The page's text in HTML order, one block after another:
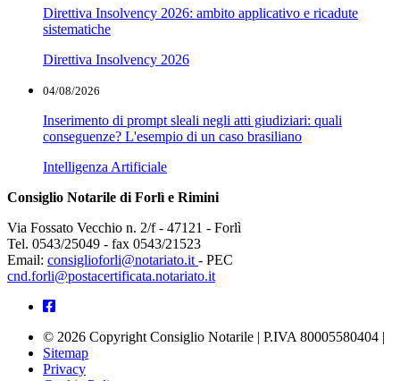
Direttiva Insolvency 2026: ambito applicativo e ricadute
sistematiche
Direttiva Insolvency 2026
04/08/2026
Inserimento di prompt sleali negli atti giudiziari: quali
conseguenze? L'esempio di un caso brasiliano
Intelligenza Artificiale
Consiglio Notarile di Forlì e Rimini
Via Fossato Vecchio n. 2/f - 47121 - Forlì
Tel. 0543/25049 - fax 0543/21523
Email: consiglioforli@notariato.it - PEC
cnd.forli@postacertificata.notariato.it
© 2026 Copyright Consiglio Notarile | P.IVA 80005580404 |
Sitemap
Privacy